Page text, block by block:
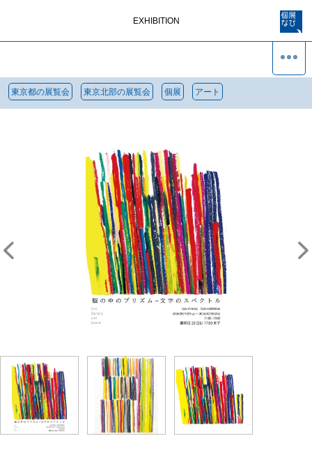
EXHIBITION
東京都の展覧会 東京北部の展覧会 個展 アート